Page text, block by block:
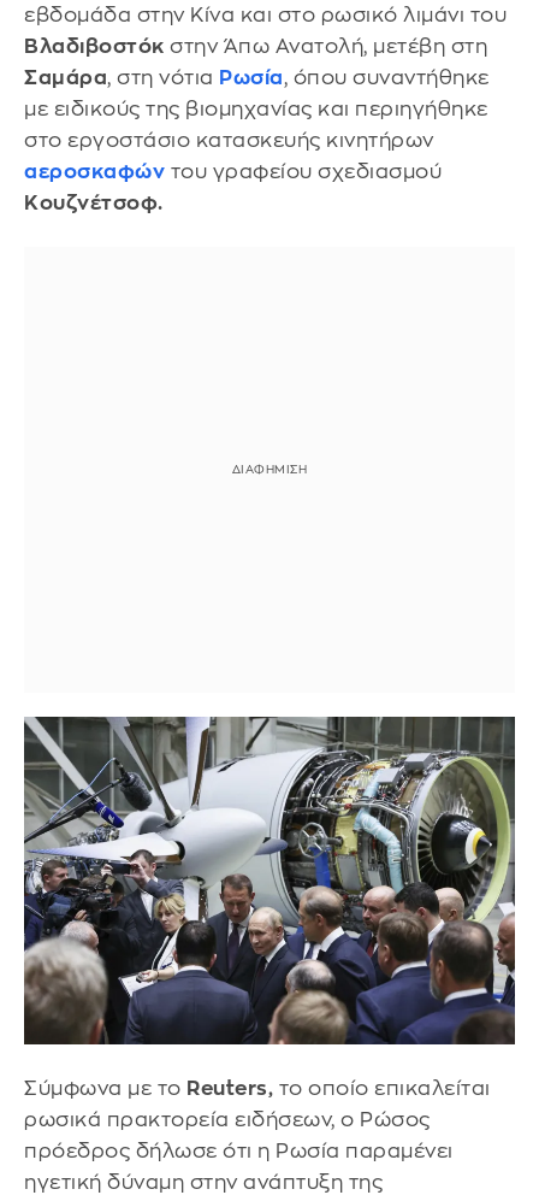
εβδομάδα στην Κίνα και στο ρωσικό λιμάνι του
Βλαδιβοστόκ στην Άπω Ανατολή, μετέβη στη
Σαμάρα, στη νότια Ρωσία, όπου συναντήθηκε
με ειδικούς της βιομηχανίας και περιηγήθηκε
στο εργοστάσιο κατασκευής κινητήρων
αεροσκαφών του γραφείου σχεδιασμού
Κουζνέτσοφ.
Σύμφωνα με το Reuters, το οποίο επικαλείται
ρωσικά πρακτορεία ειδήσεων, ο Ρώσος
πρόεδρος δήλωσε ότι η Ρωσία παραμένει
ηγετική δύναμη στην ανάπτυξη της